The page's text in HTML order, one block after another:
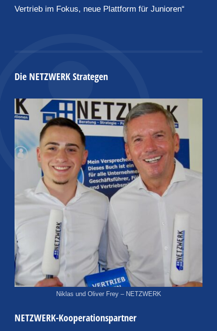
Vertrieb im Fokus, neue Plattform für Junioren“
Die NETZWERK Strategen
Niklas und Oliver Frey – NETZWERK
NETZWERK-Kooperationspartner